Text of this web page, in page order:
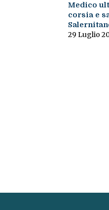
Medico
corsia e
29 Luglio